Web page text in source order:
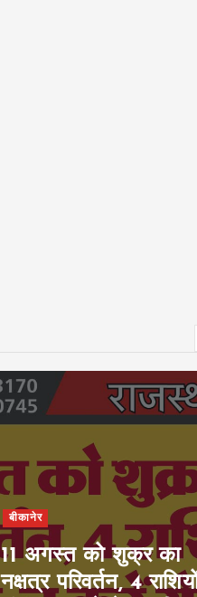
बीकानेर
11 अगस्त को शुक्र का
नक्षत्र परिवर्तन, 4